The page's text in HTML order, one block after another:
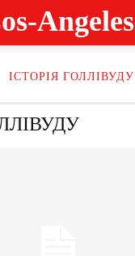
Angeles
ІСТОРІЯ ГОЛЛІВУДУ